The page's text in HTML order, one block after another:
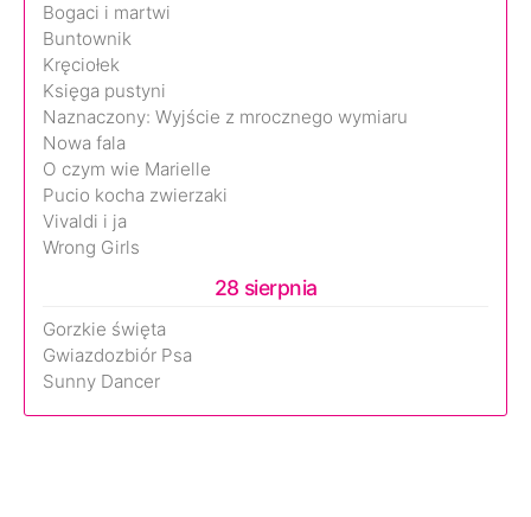
Bogaci i martwi
Buntownik
Kręciołek
Księga pustyni
Naznaczony: Wyjście z mrocznego wymiaru
Nowa fala
O czym wie Marielle
Pucio kocha zwierzaki
Vivaldi i ja
Wrong Girls
28 sierpnia
Gorzkie święta
Gwiazdozbiór Psa
Sunny Dancer